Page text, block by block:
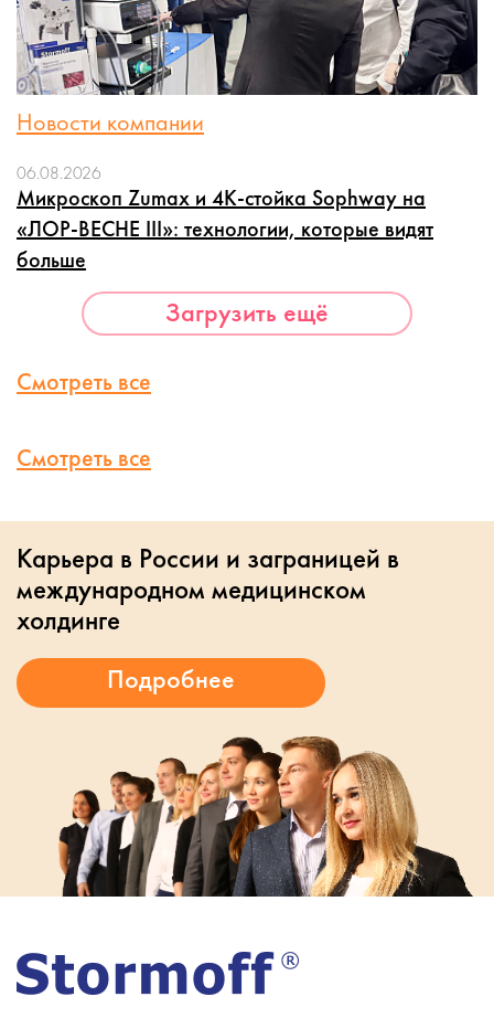
Новости компании
06.08.2026
Микроскоп Zumax и 4K-стойка Sophway на
«ЛОР-ВЕСНЕ III»: технологии, которые видят
больше
Загрузить ещё
Смотреть все
Смотреть все
Карьера в России и заграницей в
международном медицинском
холдинге